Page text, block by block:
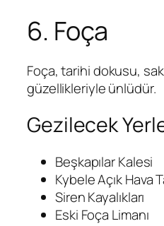
6. Foça
Foça, tarihi dokusu,
güzellikleriyle ünlüdür.
Gezilecek
Beşkapılar Kalesi
Kybele Açık Hava
Siren Kayalıkları
Eski Foça Limanı